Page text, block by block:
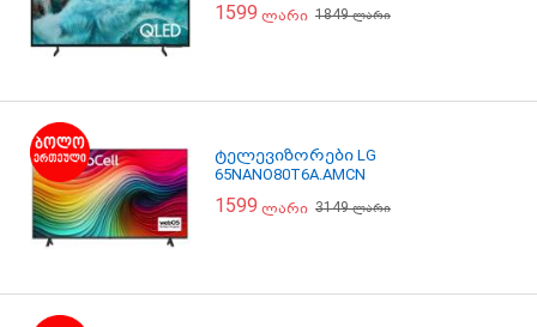
1599 ლარი 1849ლარი
ტელევიზორები LG
65NANO80T6A.AMCN
1599 ლარი 3149ლარი